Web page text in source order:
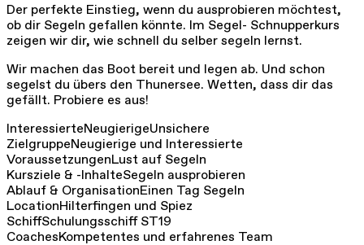
Der perfekte Einstieg, wenn du ausprobieren möchtest,
ob dir Segeln gefallen könnte. Im Segel- Schnupperkurs
zeigen wir dir, wie schnell du selber segeln lernst.
Wir machen das Boot bereit und legen ab. Und schon
segelst du übers den Thunersee. Wetten, dass dir das
gefällt. Probiere es aus!
InteressierteNeugierigeUnsichere
ZielgruppeNeugierige und Interessierte
VoraussetzungenLust auf Segeln
Kursziele & -InhalteSegeln ausprobieren
Ablauf & OrganisationEinen Tag Segeln
LocationHilterfingen und Spiez
SchiffSchulungsschiff ST19
CoachesKompetentes und erfahrenes Team